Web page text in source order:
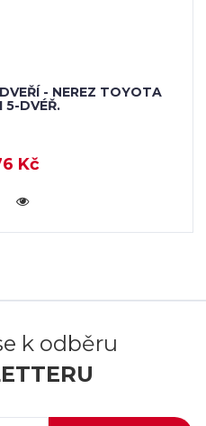
- NEREZ TOYOTA
5-DVÉŘ.
Kč
k odběru